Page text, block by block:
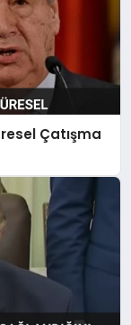
Çatışma